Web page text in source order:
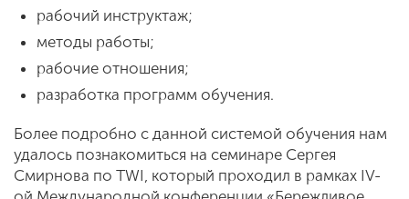
рабочий инструктаж;
методы работы;
рабочие отношения;
разработка программ обучения.
Более подробно с данной системой обучения нам
удалось познакомиться на семинаре Сергея
Смирнова по TWI, который проходил в рамках IV-